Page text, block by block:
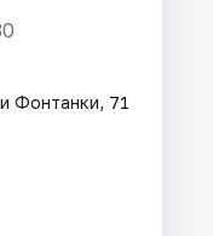
Фонтанки, 71